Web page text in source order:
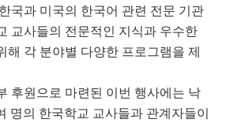
국과 미국의 한국어 관련 전문 기관
교사들의 전문적인 지식과 우수한
해 각 분야별 다양한 프로그램을 제
후원으로 마련된 이번 행사에는 낙
명의 한국학교 교사들과 관계자들이